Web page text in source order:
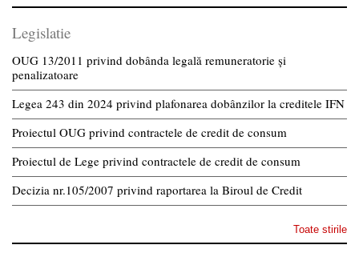
Legislatie
OUG 13/2011 privind dobânda legală remuneratorie și
penalizatoare
Legea 243 din 2024 privind plafonarea dobânzilor la creditele IFN
Proiectul OUG privind contractele de credit de consum
Proiectul de Lege privind contractele de credit de consum
Decizia nr.105/2007 privind raportarea la Biroul de Credit
Toate stirile